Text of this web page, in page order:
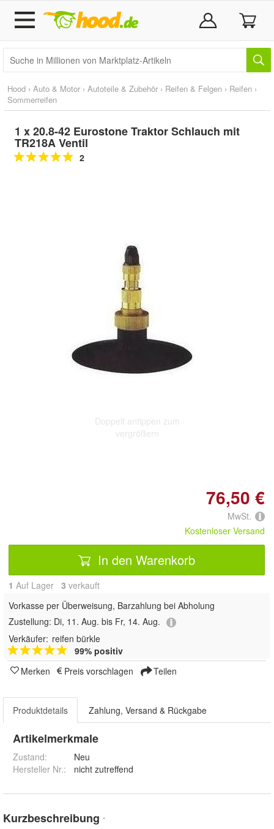
Hood › Auto & Motor › Autoteile & Zubehör › Reifen & Felgen › Reifen ›
Sommerreifen
1 x 20.8-42 Eurostone Traktor Schlauch mit
TR218A Ventil
2
Doppelt antippen zum
vergrößern
76,50 €
MwSt.
Kostenloser Versand
In den Warenkorb
1 Auf Lager 3 verkauft
Vorkasse per Überweisung, Barzahlung bei Abholung
Zustellung: Di, 11. Aug. bis Fr, 14. Aug.
Verkäufer: reifen bürkle
99% positiv
Merken
Preis vorschlagen Teilen
Produktdetails Zahlung, Versand & Rückgabe
Artikelmerkmale
Zustand:
Neu
Hersteller Nr.:
nicht zutreffend
Kurzbeschreibung *